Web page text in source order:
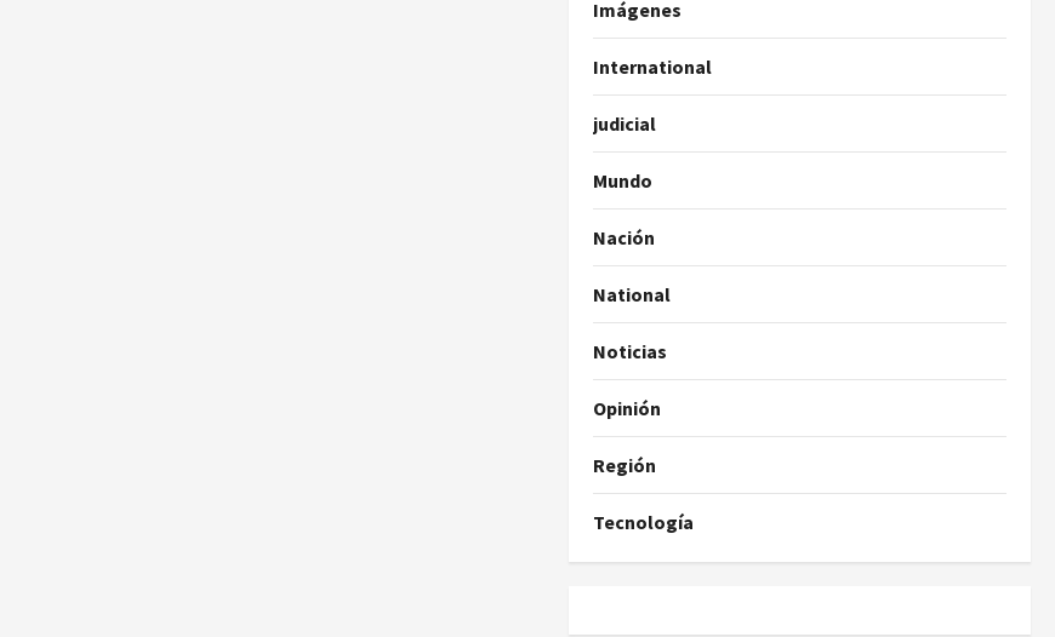
Imágenes
International
judicial
Mundo
Nación
National
Noticias
Opinión
Región
Tecnología